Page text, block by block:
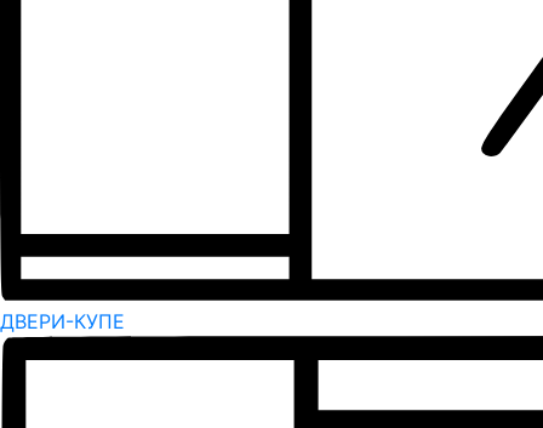
ДВЕРИ-КУПЕ